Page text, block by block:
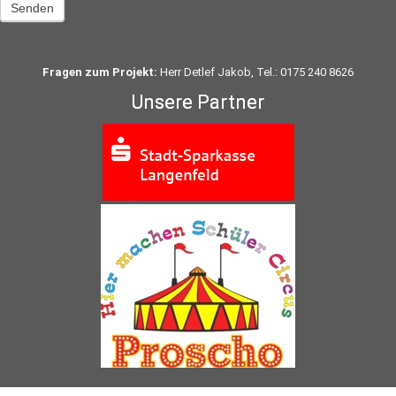
Senden
Fragen zum Projekt: Herr Detlef Jakob, Tel.: 0175 240 8626
Unsere Partner